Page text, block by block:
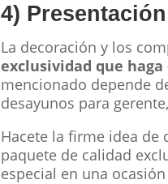
4)
La decoración y los
exclusividad que
mencionado depende
desayunos para
Hacete la firme idea de
paquete de calidad
especial en una